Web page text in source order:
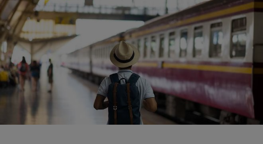
Inhalten, Zielgruppenforschung sowie
Entwicklung und Verbesserung von
Angeboten.
Liste der Partner (Lieferanten)